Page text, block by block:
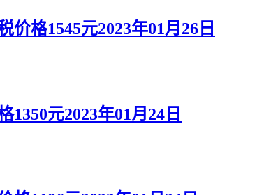
格1545元2023年01月26日
元2023年01月24日